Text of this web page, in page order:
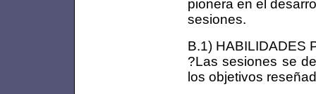
pionera en el
sesiones.
B.1) HABILIDADES
?Las sesiones se
los objetivos